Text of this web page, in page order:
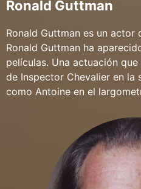
Ronald Guttman
Ronald Guttman es un actor
Ronald Guttman ha
películas. Una actuación
de Inspector Chevalier en la
como Antoine en el